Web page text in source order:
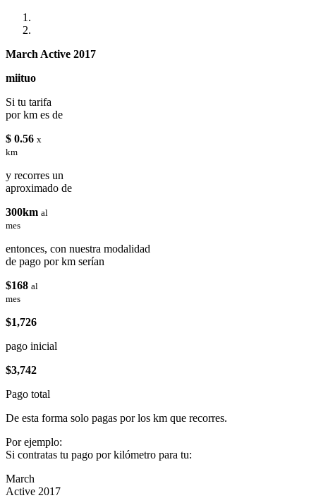
March Active 2017
miituo
Si tu tarifa
por km es de
$ 0.56 x
km
y recorres un
aproximado de
300km al
mes
entonces, con nuestra modalidad
de pago por km serían
$168 al
mes
$1,726
pago inicial
$3,742
Pago total
De esta forma solo pagas por los km que recorres.
Por ejemplo:
Si contratas tu pago por kilómetro para tu:
March
Active 2017